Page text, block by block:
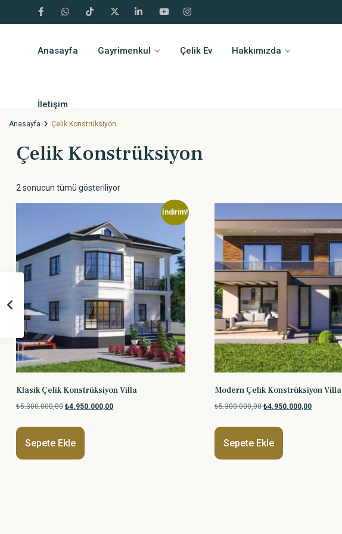
Anasayfa Gayrimenkul Çelik Ev Hakkımızda
İletişim
Anasayfa Çelik Konstrüksiyon
Çelik Konstrüksiyon
2 sonucun tümü gösteriliyor
İndirim!
Klasik Çelik Konstrüksiyon Villa
₺5.300.000,00 ₺4.950.000,00
Sepete Ekle
Modern Çelik Konstrüksiyon Villa
₺5.300.000,00 ₺4.950.000,00
Sepete Ekle